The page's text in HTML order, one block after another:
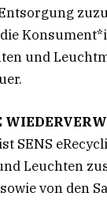
und
SENS
Leuchten
von den